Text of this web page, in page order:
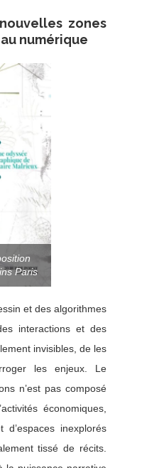
zones
numérique
Paris
et des algorithmes
interactions et des
invisibles, de les
les enjeux. Le
n’est pas composé
économiques,
inexplorés
tissé de récits.